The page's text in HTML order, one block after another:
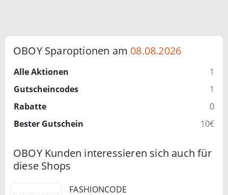
OBOY Sparoptionen am 08.08.2026
Alle Aktionen
1
Gutscheincodes
1
Rabatte
0
Bester Gutschein
10€
OBOY Kunden interessieren sich auch für
diese Shops
FASHIONCODE